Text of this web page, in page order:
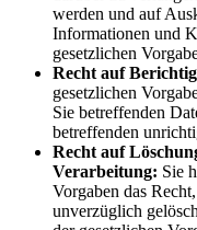
werden und auf
Informationen und
gesetzlichen
Recht auf
gesetzlichen
Sie betreffenden
betreffenden
Recht auf
Verarbeitung: Sie
Vorgaben das
unverzüglich